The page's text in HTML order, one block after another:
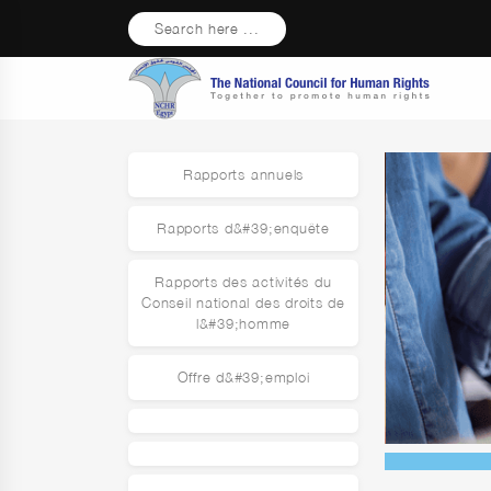
Search here ...
Rapports annuels
Rapports d&#39;enquête
Rapports des activités du
Conseil national des droits de
l&#39;homme
Offre d&#39;emploi